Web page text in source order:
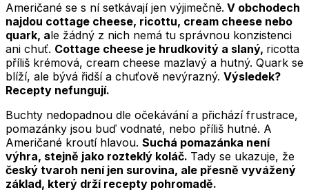
Američané se s ní setkávají jen výjimečně. V obchodech
najdou cottage cheese, ricottu, cream cheese nebo
quark, ale žádný z nich nemá tu správnou konzistenci
ani chuť. Cottage cheese je hrudkovitý a slaný, ricotta
příliš krémová, cream cheese mazlavý a hutný. Quark se
blíží, ale bývá řidší a chuťově nevýrazný. Výsledek?
Recepty nefungují.
Buchty nedopadnou dle očekávání a přichází frustrace,
pomazánky jsou buď vodnaté, nebo příliš hutné. A
Američané kroutí hlavou. Suchá pomazánka není
výhra, stejně jako rozteklý koláč. Tady se ukazuje, že
český tvaroh není jen surovina, ale přesně vyvážený
základ, který drží recepty pohromadě.